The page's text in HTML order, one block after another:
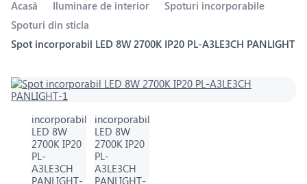
Acasă Iluminare de interior
Spoturi incorporabile
Spoturi din sticla
Spot incorporabil LED 8W 2700K IP20 PL-A3LE3CH PANLIGHT